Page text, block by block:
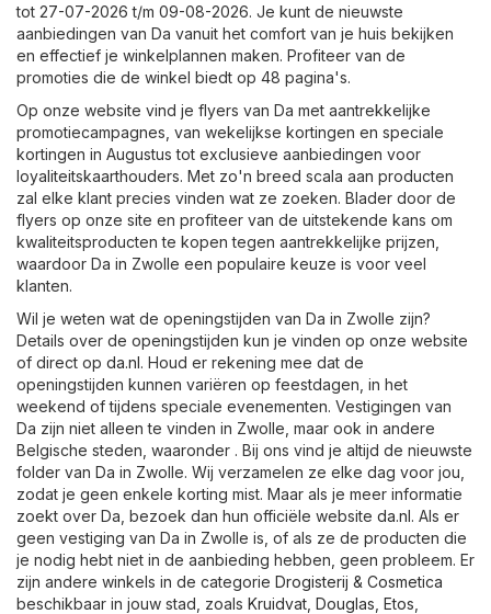
tot 27-07-2026 t/m 09-08-2026. Je kunt de nieuwste
aanbiedingen van Da vanuit het comfort van je huis bekijken
en effectief je winkelplannen maken. Profiteer van de
promoties die de winkel biedt op 48 pagina's.
Op onze website vind je flyers van Da met aantrekkelijke
promotiecampagnes, van wekelijkse kortingen en speciale
kortingen in Augustus tot exclusieve aanbiedingen voor
loyaliteitskaarthouders. Met zo'n breed scala aan producten
zal elke klant precies vinden wat ze zoeken. Blader door de
flyers op onze site en profiteer van de uitstekende kans om
kwaliteitsproducten te kopen tegen aantrekkelijke prijzen,
waardoor Da in Zwolle een populaire keuze is voor veel
klanten.
Wil je weten wat de openingstijden van Da in Zwolle zijn?
Details over de openingstijden kun je vinden op onze website
of direct op da.nl. Houd er rekening mee dat de
openingstijden kunnen variëren op feestdagen, in het
weekend of tijdens speciale evenementen. Vestigingen van
Da zijn niet alleen te vinden in Zwolle, maar ook in andere
Belgische steden, waaronder . Bij ons vind je altijd de nieuwste
folder van Da in Zwolle. Wij verzamelen ze elke dag voor jou,
zodat je geen enkele korting mist. Maar als je meer informatie
zoekt over Da, bezoek dan hun officiële website da.nl. Als er
geen vestiging van Da in Zwolle is, of als ze de producten die
je nodig hebt niet in de aanbieding hebben, geen probleem. Er
zijn andere winkels in de categorie Drogisterij & Cosmetica
beschikbaar in jouw stad, zoals Kruidvat Douglas Etos